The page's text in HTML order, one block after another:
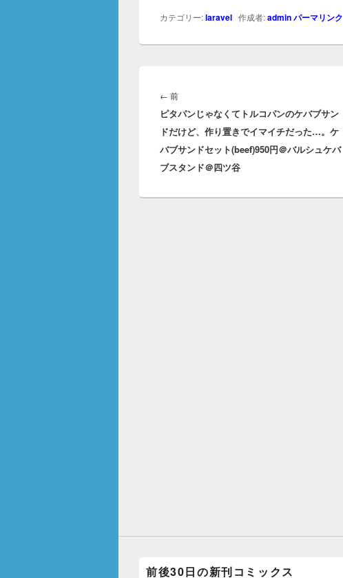
カテゴリー:laravel 作成者:adminパーマリンク
稿
ナ
ビ
ゲ
ー
シ
ン
← 前前
の
投
稿:
ピタパンじゃなくてトルコパンのケバブサン
ドだけど、作り置きでイマイチだった…。ケ
バブサンドセット(beef)950円＠バルシュケバ
ブスタンド＠四ツ谷
前後30日の新刊コミックス